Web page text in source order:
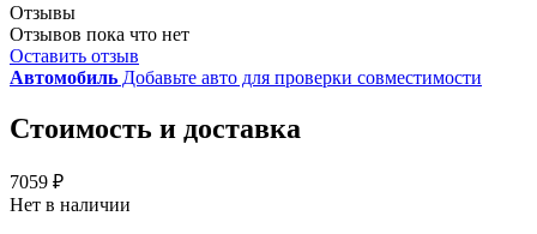
Отзывы
Отзывов пока что нет
Оставить отзыв
Автомобиль Добавьте авто для проверки совместимости
Стоимость и доставка
7059 ₽
Нет в наличии